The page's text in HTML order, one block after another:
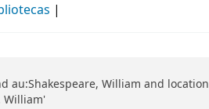
au:Shakespeare, William and
William'